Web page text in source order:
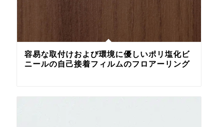
容易な取付けおよび環境に優しいポリ塩化ビ
ニールの自己接着フィルムのフロアーリング